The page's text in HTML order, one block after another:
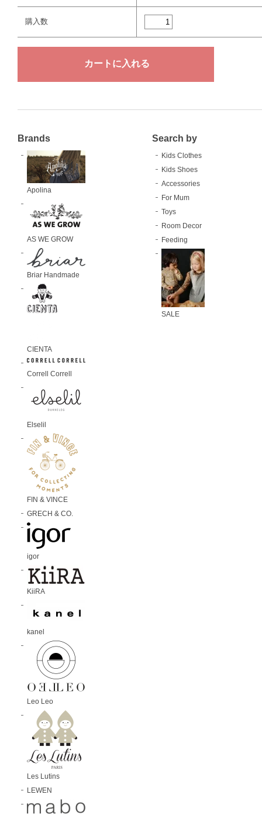
購入数
Brands
Apolina
AS WE GROW
Briar Handmade
CIENTA
Correll Correll
Elselil
FIN & VINCE
GRECH & CO.
igor
KiiRA
kanel
Leo Leo
Les Lutins
LEWEN
Search by
Kids Clothes
Kids Shoes
Accessories
For Mum
Toys
Room Decor
Feeding
SALE